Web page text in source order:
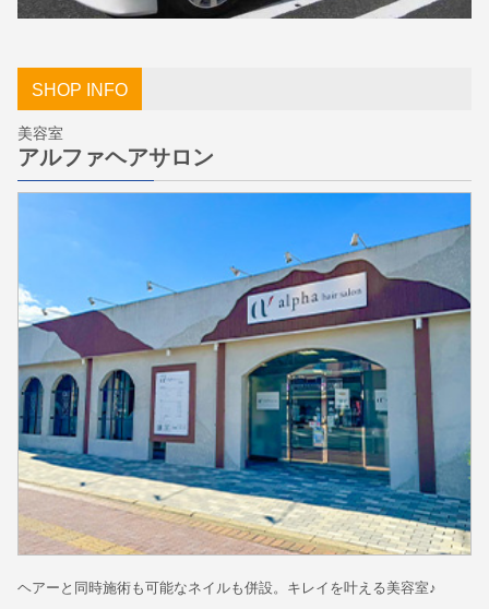
SHOP INFO
美容室
アルファヘアサロン
ヘアーと同時施術も可能なネイルも併設。キレイを叶える美容室♪